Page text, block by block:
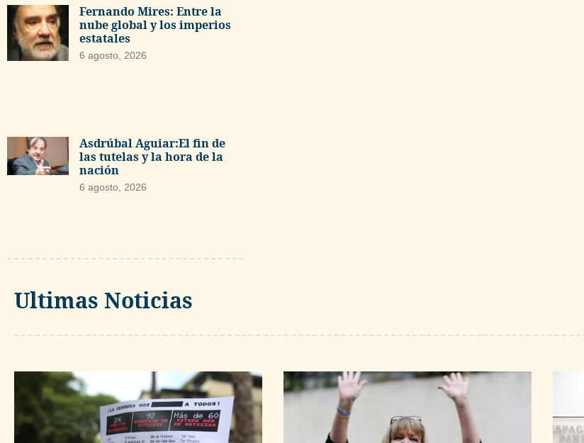
Fernando Mires: Entre la
nube global y los imperios
estatales
6 agosto, 2026
Asdrúbal Aguiar:El fin de
las tutelas y la hora de la
nación
6 agosto, 2026
Ultimas Noticias